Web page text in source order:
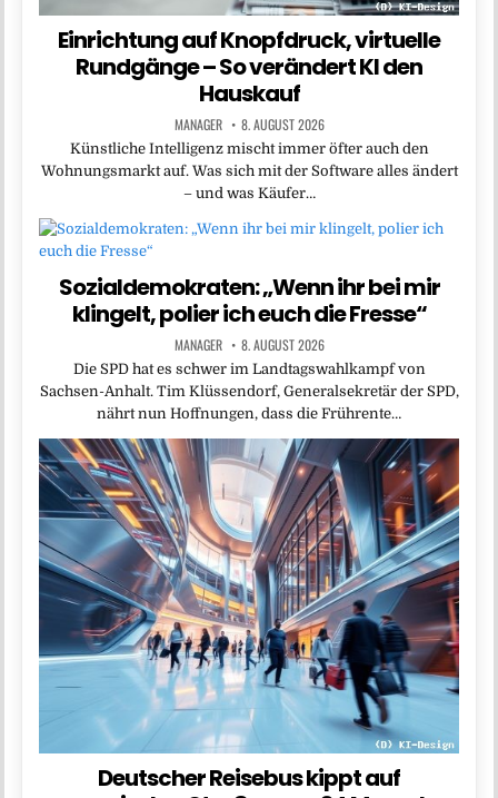
Einrichtung auf Knopfdruck, virtuelle
Rundgänge – So verändert KI den
Hauskauf
MANAGER 8. AUGUST 2026
Künstliche Intelligenz mischt immer öfter auch den
Wohnungsmarkt auf. Was sich mit der Software alles ändert
– und was Käufer…
Sozialdemokraten: „Wenn ihr bei mir
klingelt, polier ich euch die Fresse“
MANAGER 8. AUGUST 2026
Die SPD hat es schwer im Landtagswahlkampf von
Sachsen-Anhalt. Tim Klüssendorf, Generalsekretär der SPD,
nährt nun Hoffnungen, dass die Frührente…
Deutscher Reisebus kippt auf